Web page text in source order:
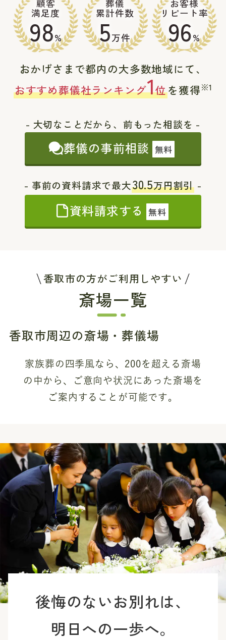
顧客
満足度
98%
葬儀
累計件数
5万件
お客様
リピート率
96%
おかげさまで都内の大多数地域にて、
おすすめ葬儀社ランキング1位を獲得※1
- 大切なことだから、前もった相談を -
葬儀の事前相談 無料
- 事前の資料請求で最大30.5万円割引 -
資料請求する 無料
香取市の方がご利用しやすい
斎場一覧
香取市周辺の斎場・葬儀場
家族葬の四季風なら、200を超える斎場
の中から、
ご意向や状況にあった斎場を
ご案内することが可能です。
後悔のないお別れは、
明日への一歩へ。